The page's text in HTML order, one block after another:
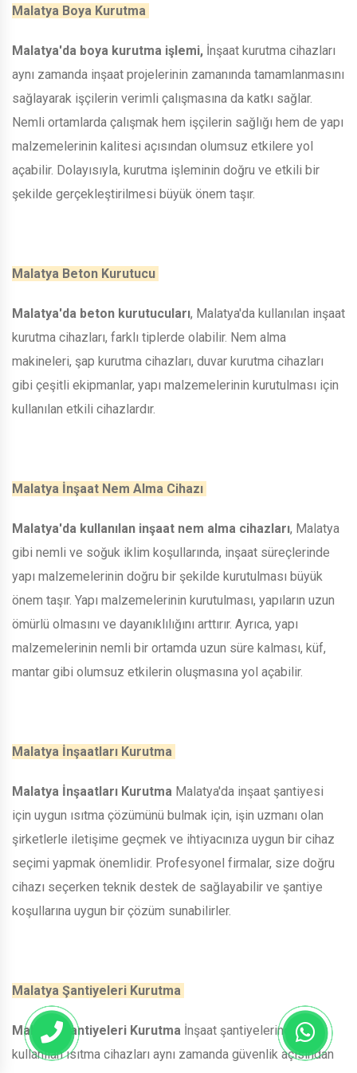
Malatya Boya Kurutma
Malatya'da boya kurutma işlemi, İnşaat kurutma cihazları
aynı zamanda inşaat projelerinin zamanında tamamlanmasını
sağlayarak işçilerin verimli çalışmasına da katkı sağlar.
Nemli ortamlarda çalışmak hem işçilerin sağlığı hem de yapı
malzemelerinin kalitesi açısından olumsuz etkilere yol
açabilir. Dolayısıyla, kurutma işleminin doğru ve etkili bir
şekilde gerçekleştirilmesi büyük önem taşır.
Malatya Beton Kurutucu
Malatya'da beton kurutucuları, Malatya'da kullanılan inşaat
kurutma cihazları, farklı tiplerde olabilir. Nem alma
makineleri, şap kurutma cihazları, duvar kurutma cihazları
gibi çeşitli ekipmanlar, yapı malzemelerinin kurutulması için
kullanılan etkili cihazlardır.
Malatya İnşaat Nem Alma Cihazı
Malatya'da kullanılan inşaat nem alma cihazları, Malatya
gibi nemli ve soğuk iklim koşullarında, inşaat süreçlerinde
yapı malzemelerinin doğru bir şekilde kurutulması büyük
önem taşır. Yapı malzemelerinin kurutulması, yapıların uzun
ömürlü olmasını ve dayanıklılığını arttırır. Ayrıca, yapı
malzemelerinin nemli bir ortamda uzun süre kalması, küf,
mantar gibi olumsuz etkilerin oluşmasına yol açabilir.
Malatya İnşaatları Kurutma
Malatya İnşaatları Kurutma Malatya'da inşaat şantiyesi
için uygun ısıtma çözümünü bulmak için, işin uzmanı olan
şirketlerle iletişime geçmek ve ihtiyacınıza uygun bir cihaz
seçimi yapmak önemlidir. Profesyonel firmalar, size doğru
cihazı seçerken teknik destek de sağlayabilir ve şantiye
koşullarına uygun bir çözüm sunabilirler.
Malatya Şantiyeleri Kurutma
Malatya Şantiyeleri Kurutma İnşaat şantiyelerinde
kullanılan ısıtma cihazları aynı zamanda güvenlik açısından